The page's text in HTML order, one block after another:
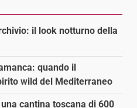
il look notturno della
quando il
wild del Mediterraneo
cantina toscana di 600